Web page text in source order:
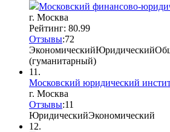
Московский финансово-
г. Москва
Рейтинг: 80.99
Отзывы:72
ЭкономическийЮридический
(гуманитарный)
11.
Московский юридический
г. Москва
Отзывы:11
ЮридическийЭкономический
12.